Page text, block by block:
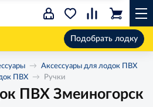
Подобрать лодку
Аксессуары для лодок ПВХ
ПВХ
Ручки
ПВХ Змеиногорск